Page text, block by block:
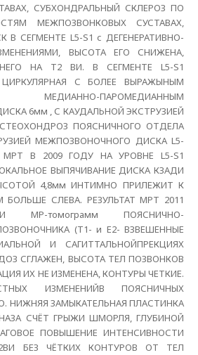
СУБХОНДРАЛЬНЫЙ СКЛЕРОЗ ПО
МЕЖПОЗВОНКОВЫХ СУСТАВАХ,
СЕГМЕНТЕ L5-S1 с ДЕГЕНЕРАТИВНО-
ВЫСОТА ЕГО СНИЖЕНА,
НА Т2 ВИ. В СЕГМЕНТЕ L5-S1
ЦИРКУЛЯРНАЯ С БОЛЕЕ ВЫРАЖЫНЫМ
ПАРОМЕДИАННЫМ
6мм , С КАУДАЛЬНОЙ ЭКСТРУЗИЕЙ
ПОЯСНИЧНОГО ОТДЕЛА
МЕЖПОЗВОНОЧНОГО ДИСКА L5-
В 2009 ГОДУ НА УРОВНЕ L5-S1
ВЫПЯЧИВАНИЕ ДИСКА КЗАДИ
4,8мм ИНТИМНО ПРИЛЕЖИТ К
СЛЕВА. РЕЗУЛЬТАТ МРТ 2011
томограмм ПОЯСНИЧНО-
(Т1- и Е2- ВЗВЕШЕННЫЕ
И САГИТТАЛЬНОЙПРЕКЦИЯХ
СГЛАЖЕН, ВЫСОТА ТЕЛ ПОЗВОНКОВ
ИХ НЕ ИЗМЕНЕНА, КОНТУРЫ ЧЕТКИЕ.
ИЗМЕНЕНИЙВ ПОЯСНИЧНЫХ
НИЖНЯЯ ЗАМЫКАТЕЛЬНАЯ ПЛАСТИНКА
СЧЁТ ГРЫЖИ ШМОРЛЯ, ГЛУБИНОЙ
ПОВЫШЕНИЕ ИНТЕНСИВНОСТИ
БЕЗ ЧЁТКИХ КОНТУРОВ ОТ ТЕЛ